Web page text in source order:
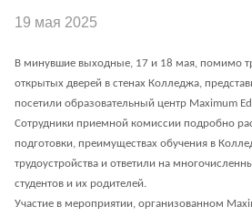
Студентам
Кабинет студента
Карьера и образование
Студенческая жизнь
Образовательные ресурсы
Как оплатить обучение
19 мая 2025
В минувшие выходные, 17 и 18 мая, помимо
открытых дверей в стенах Колледжа,
посетили образовательный центр Maximum
Сотрудники приемной комиссии подробно
подготовки, преимуществах обучения в
трудоустройства и ответили на
студентов и их родителей.
Участие в мероприятии, организованном